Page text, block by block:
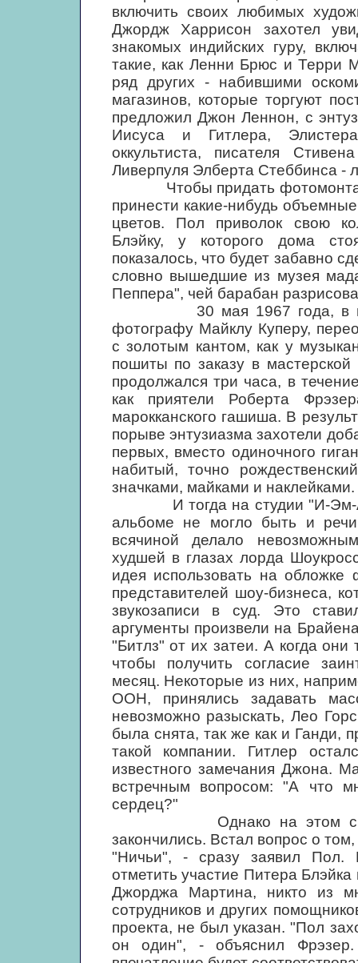
включить своих любимых
Джордж Харрисон захотел
знакомых индийских гуру,
такие, как Ленни Брюс и Терри
ряд других - набившими
магазинов, которые торгуют
предложил Джон Леннон, с
Иисуса и Гитлера, Элистера
оккультиста, писателя
Ливерпуля Элберта Стеббинса
Чтобы придать
принести какие-нибудь
цветов. Пол приволок свою
Блэйку, у которого дома
показалось, что будет забавно
словно вышедшие из музея
Пеппера", чей барабан
30 мая 1967 года, в
фотографу Майклу Куперу,
с золотым кантом, как у
пошиты по заказу в
продолжался три часа, в
как приятели Роберта
марокканского гашиша. В
порыве энтузиазма захотели
первых, вместо одиночного
набитый, точно
значками, майками и наклейками.
И тогда на студии "И-Эм-Ай"
альбоме не могло быть и
всячиной делало
худшей в глазах лорда
идея использовать на
представителей шоу-бизнеса,
звукозаписи в суд. Это
аргументы произвели на
"Битлз" от их затеи. А когда они
чтобы получить согласие
месяц. Некоторые из них,
ООН, принялись задавать
невозможно разыскать, Лео
была снята, так же как и Ганди,
такой компании. Гитлер
известного замечания Джона.
встречным вопросом: "А что
сердец?"
Однако на этом
закончились. Встал вопрос о
"Ничьи", - сразу заявил Пол.
отметить участие Питера
Джорджа Мартина, никто из
сотрудников и других
проекта, не был указан. "Пол
он один", - объяснил